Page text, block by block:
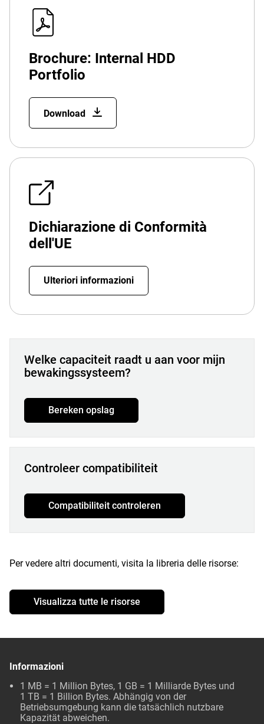
Brochure: Internal HDD
Portfolio
Download
Dichiarazione di Conformità
dell'UE
Ulteriori informazioni
Welke capaciteit raadt u aan voor mijn
bewakingssysteem?
Bereken opslag
Controleer compatibiliteit
Compatibiliteit controleren
Per vedere altri documenti, visita la libreria delle risorse:
Visualizza tutte le risorse
Informazioni
1 MB = 1 Million Bytes, 1 GB = 1 Milliarde Bytes und
1 TB = 1 Billion Bytes. Abhängig von der
Betriebsumgebung kann die tatsächlich nutzbare
Kapazität abweichen.